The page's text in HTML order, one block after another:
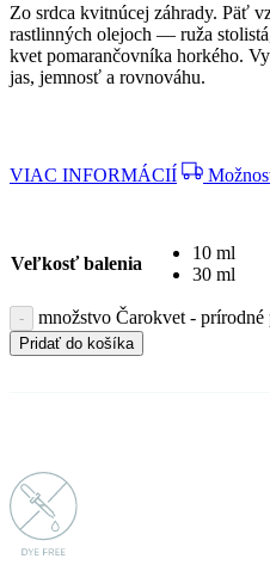
Zo srdca kvitnúcej záhrady. Päť
rastlinných olejoch — ruža
kvet pomarančovníka horkého.
jas, jemnosť a rovnováhu.
VIAC INFORMÁCIÍ
Veľkosť balenia
10 ml
30 ml
množstvo Čarokvet -
Pridať do košíka